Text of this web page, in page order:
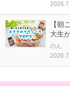
【朝
大生
のん